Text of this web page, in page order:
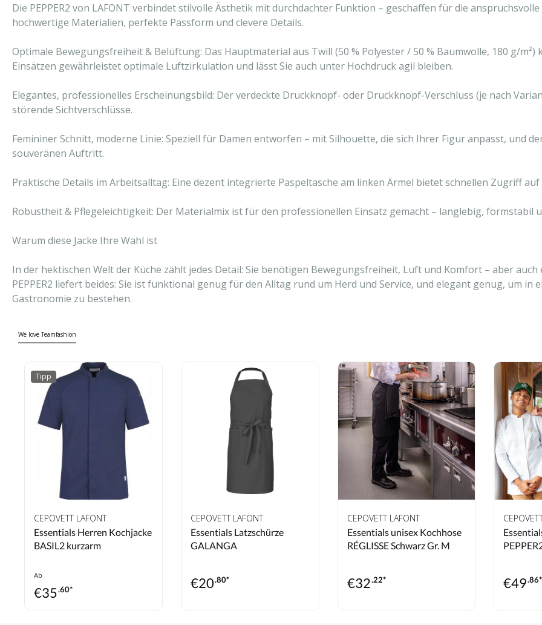
Die PEPPER2 von LAFONT verbindet stilvolle Ästhetik mit durchdachter Funktion – geschaffen für die
hochwertige Materialien, perfekte Passform und clevere Details.
Optimale Bewegungsfreiheit & Belüftung: Das Hauptmaterial aus Twill (50 % Polyester / 50 % Baumwolle, 180 g/
Einsätzen gewährleistet optimale Luftzirkulation und lässt Sie auch unter Hochdruck agil bleiben.
Elegantes, professionelles Erscheinungsbild: Der verdeckte Druckknopf- oder Druckknopf-Verschluss (je nach
störende Sichtverschlüsse.
Femininer Schnitt, moderne Linie: Speziell für Damen entworfen – mit Silhouette, die sich Ihrer Figur anpasst, und
souveränen Auftritt.
Praktische Details im Arbeitsalltag: Eine dezent integrierte Paspeltasche am linken Ärmel bietet schnellen Zugriff
Robustheit & Pflegeleichtigkeit: Der Materialmix ist für den professionellen Einsatz gemacht – langlebig, formstabil
Warum diese Jacke Ihre Wahl ist
In der hektischen Welt der Küche zählt jedes Detail: Sie benötigen Bewegungsfreiheit, Luft und Komfort – aber
PEPPER2 liefert beides: Sie ist funktional genug für den Alltag rund um Herd und Service, und elegant genug, um
Gastronomie zu bestehen.
We love Teamfashion
Tipp
CEPOVETT LAFONT
Essentials Herren Kochjacke
BASIL2 kurzarm
Ab
€35.60*
CEPOVETT LAFONT
Essentials Latzschürze
GALANGA
€20.80*
CEPOVETT LAFONT
Essentials unisex Kochhose
RÉGLISSE Schwarz Gr. M
€32.22* €49.86*